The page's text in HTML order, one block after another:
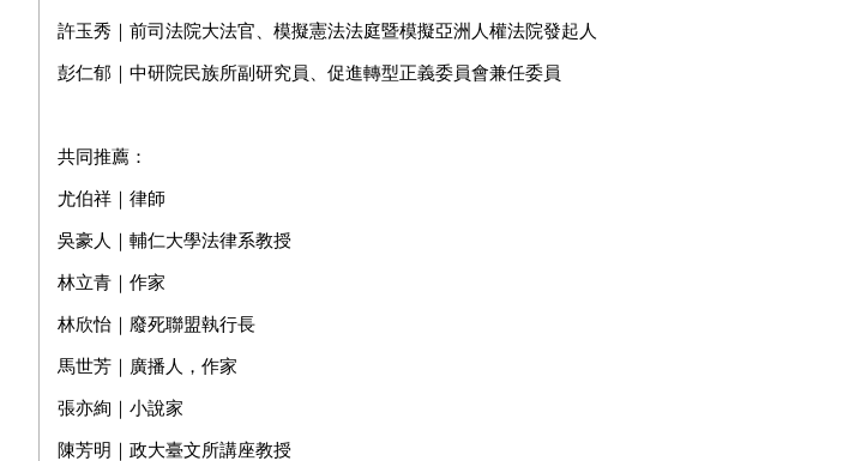
許玉秀｜前司法院大法官、模擬憲法法庭暨模擬亞洲人權法院發起人
彭仁郁｜中研院民族所副研究員、促進轉型正義委員會兼任委員
共同推薦：
尤伯祥｜律師
吳豪人｜輔仁大學法律系教授
林立青｜作家
林欣怡｜廢死聯盟執行長
馬世芳｜廣播人，作家
張亦絢｜小說家
陳芳明｜政大臺文所講座教授